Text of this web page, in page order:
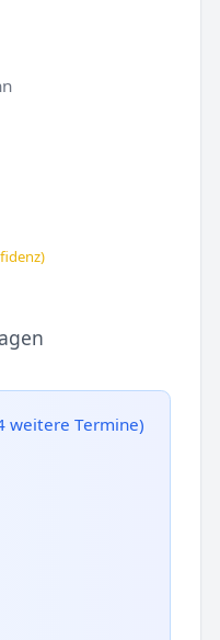
weitere Termine)